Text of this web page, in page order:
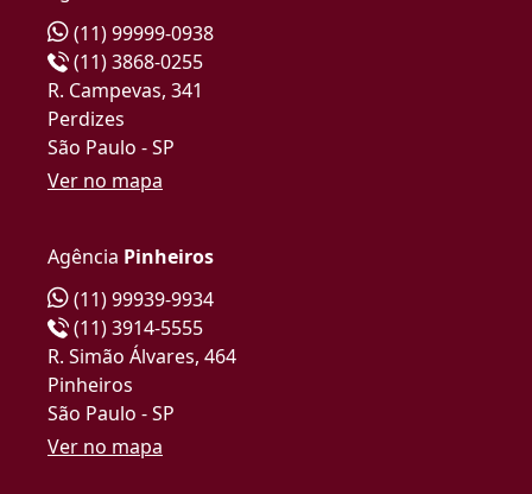
(11) 99999-0938
(11) 3868-0255
R. Campevas, 341
Perdizes
São Paulo - SP
Ver no mapa
Agência Pinheiros
(11) 99939-9934
(11) 3914-5555
R. Simão Álvares, 464
Pinheiros
São Paulo - SP
Ver no mapa